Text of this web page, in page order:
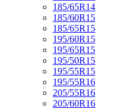
185/65R14
185/60R15
185/65R15
195/60R15
195/65R15
195/50R15
195/55R15
195/55R16
205/55R16
205/60R16